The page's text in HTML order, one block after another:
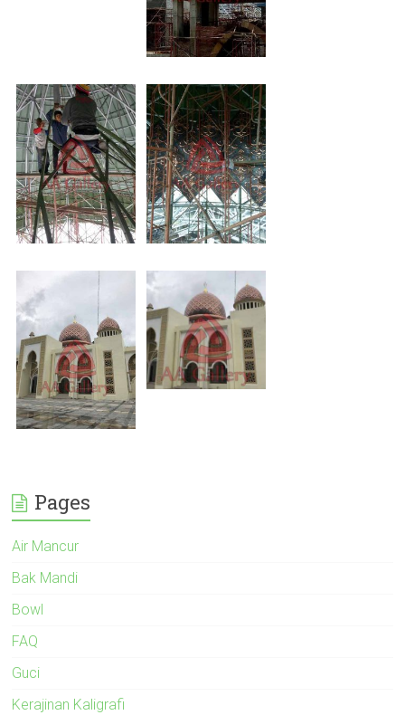
Pages
Air Mancur
Bak Mandi
Bowl
FAQ
Guci
Kerajinan Kaligrafi